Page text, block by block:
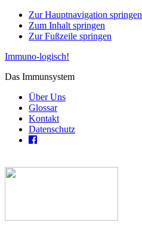
Zur Hauptnavigation springen
Zum Inhalt springen
Zur Fußzeile springen
Immuno-logisch!
Das Immunsystem
Über Uns
Glossar
Kontakt
Datenschutz